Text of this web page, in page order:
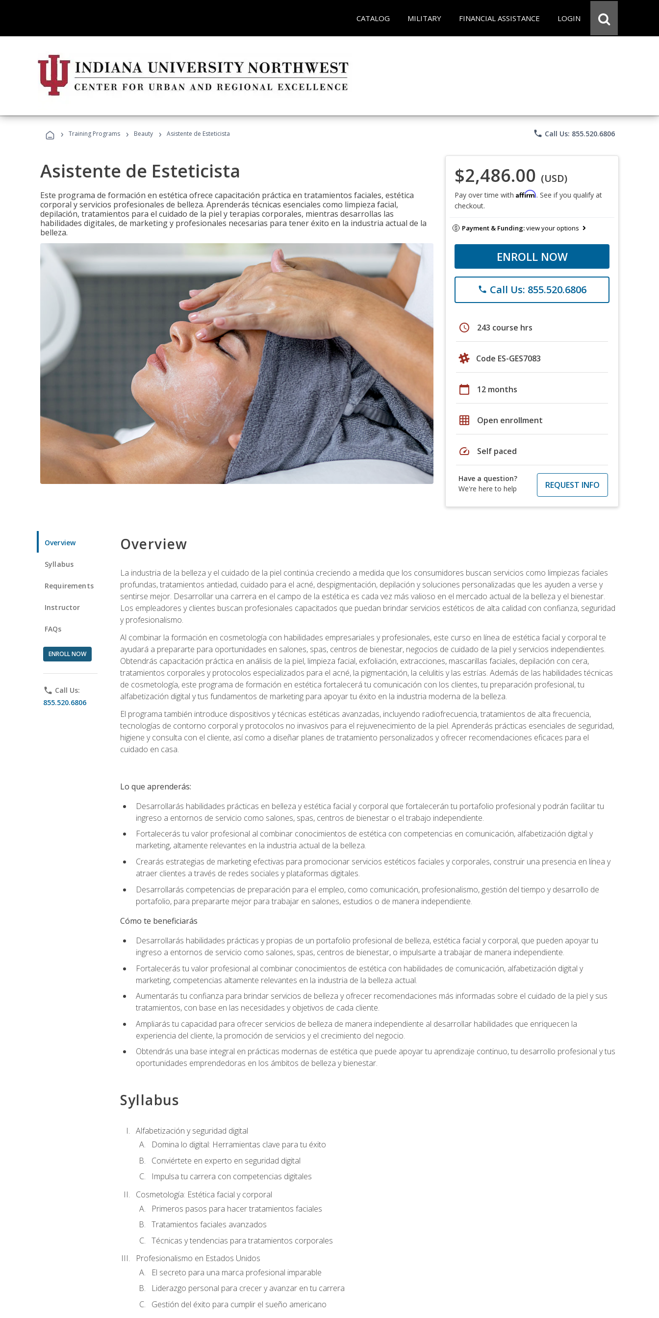
CATALOG MILITARY FINANCIAL ASSISTANCE LOGIN
› Training Programs › Beauty › Asistente de Esteticista phone Call Us: 855.520.6806
Asistente de Esteticista
Este programa de formación en estética ofrece capacitación práctica en tratamientos faciales, estética
corporal y servicios profesionales de belleza. Aprenderás técnicas esenciales como limpieza facial,
depilación, tratamientos para el cuidado de la piel y terapias corporales, mientras desarrollas las
habilidades digitales, de marketing y profesionales necesarias para tener éxito en la industria actual de la
belleza.
$2,486.00 (USD)
Pay over time with Affirm. See if you qualify at
checkout.
Payment & Funding:view your options
ENROLL NOW
phone Call Us: 855.520.6806
schedule 243 course hrs
Code ES-GES7083
calendar_today 12 months
grid_on Open enrollment
speed Self paced
Have a question?
We're here to help
REQUEST INFO
Overview
Syllabus
Requirements
Instructor
FAQs
ENROLL NOW
phone Call Us:
855.520.6806
Overview
La industria de la belleza y el cuidado de la piel continúa creciendo a medida que los consumidores buscan servicios como limpiezas faciales
profundas, tratamientos antiedad, cuidado para el acné, despigmentación, depilación y soluciones personalizadas que les ayuden a verse y
sentirse mejor. Desarrollar una carrera en el campo de la estética es cada vez más valioso en el mercado actual de la belleza y el bienestar.
Los empleadores y clientes buscan profesionales capacitados que puedan brindar servicios estéticos de alta calidad con confianza, seguridad
y profesionalismo.
Al combinar la formación en cosmetología con habilidades empresariales y profesionales, este curso en línea de estética facial y corporal te
ayudará a prepararte para oportunidades en salones, spas, centros de bienestar, negocios de cuidado de la piel y servicios independientes.
Obtendrás capacitación práctica en análisis de la piel, limpieza facial, exfoliación, extracciones, mascarillas faciales, depilación con cera,
tratamientos corporales y protocolos especializados para el acné, la pigmentación, la celulitis y las estrías. Además de las habilidades técnicas
de cosmetología, este programa de formación en estética fortalecerá tu comunicación con los clientes, tu preparación profesional, tu
alfabetización digital y tus fundamentos de marketing para apoyar tu éxito en la industria moderna de la belleza.
El programa también introduce dispositivos y técnicas estéticas avanzadas, incluyendo radiofrecuencia, tratamientos de alta frecuencia,
tecnologías de contorno corporal y protocolos no invasivos para el rejuvenecimiento de la piel. Aprenderás prácticas esenciales de seguridad,
higiene y consulta con el cliente, así como a diseñar planes de tratamiento personalizados y ofrecer recomendaciones eficaces para el
cuidado en casa.
Lo que aprenderás:
Desarrollarás habilidades prácticas en belleza y estética facial y corporal que fortalecerán tu portafolio profesional y podrán facilitar tu
ingreso a entornos de servicio como salones, spas, centros de bienestar o el trabajo independiente.
Fortalecerás tu valor profesional al combinar conocimientos de estética con competencias en comunicación, alfabetización digital y
marketing, altamente relevantes en la industria actual de la belleza.
Crearás estrategias de marketing efectivas para promocionar servicios estéticos faciales y corporales, construir una presencia en línea y
atraer clientes a través de redes sociales y plataformas digitales.
Desarrollarás competencias de preparación para el empleo, como comunicación, profesionalismo, gestión del tiempo y desarrollo de
portafolio, para prepararte mejor para trabajar en salones, estudios o de manera independiente.
Cómo te beneficiarás
Desarrollarás habilidades prácticas y propias de un portafolio profesional de belleza, estética facial y corporal, que pueden apoyar tu
ingreso a entornos de servicio como salones, spas, centros de bienestar, o impulsarte a trabajar de manera independiente.
Fortalecerás tu valor profesional al combinar conocimientos de estética con habilidades de comunicación, alfabetización digital y
marketing, competencias altamente relevantes en la industria de la belleza actual.
Aumentarás tu confianza para brindar servicios de belleza y ofrecer recomendaciones más informadas sobre el cuidado de la piel y sus
tratamientos, con base en las necesidades y objetivos de cada cliente.
Ampliarás tu capacidad para ofrecer servicios de belleza de manera independiente al desarrollar habilidades que enriquecen la
experiencia del cliente, la promoción de servicios y el crecimiento del negocio.
Obtendrás una base integral en prácticas modernas de estética que puede apoyar tu aprendizaje continuo, tu desarrollo profesional y tus
oportunidades emprendedoras en los ámbitos de belleza y bienestar.
Syllabus
Alfabetización y seguridad digital
Domina lo digital: Herramientas clave para tu éxito
Conviértete en experto en seguridad digital
Impulsa tu carrera con competencias digitales
Cosmetología: Estética facial y corporal
Primeros pasos para hacer tratamientos faciales
Tratamientos faciales avanzados
Técnicas y tendencias para tratamientos corporales
Profesionalismo en Estados Unidos
El secreto para una marca profesional imparable
Liderazgo personal para crecer y avanzar en tu carrera
Gestión del éxito para cumplir el sueño americano